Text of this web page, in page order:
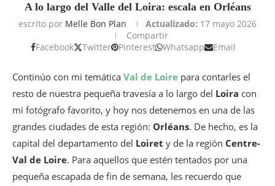
A lo largo del Valle del Loira: escala en Orléans
escrito por Melle Bon Plan Actualizado: 17 mayo 2026
Compartir
Facebook
Twitter Pinterest Whatsapp Email
Continúo con mi temática Val de Loire para contarles el
resto de nuestra pequeña travesía a lo largo del Loira con
mi fotógrafo favorito, y hoy nos detenemos en una de las
grandes ciudades de esta región: Orléans. De hecho, es la
capital del departamento del Loiret y de la región Centre-
Val de Loire. Para aquellos que estén tentados por una
pequeña escapada de fin de semana, les recuerdo que